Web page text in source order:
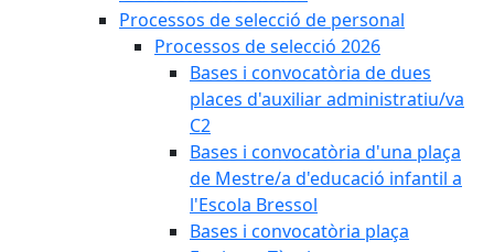
Processos de selecció de personal
Processos de selecció 2026
Bases i convocatòria de dues
places d'auxiliar administratiu/va
C2
Bases i convocatòria d'una plaça
de Mestre/a d'educació infantil a
l'Escola Bressol
Bases i convocatòria plaça